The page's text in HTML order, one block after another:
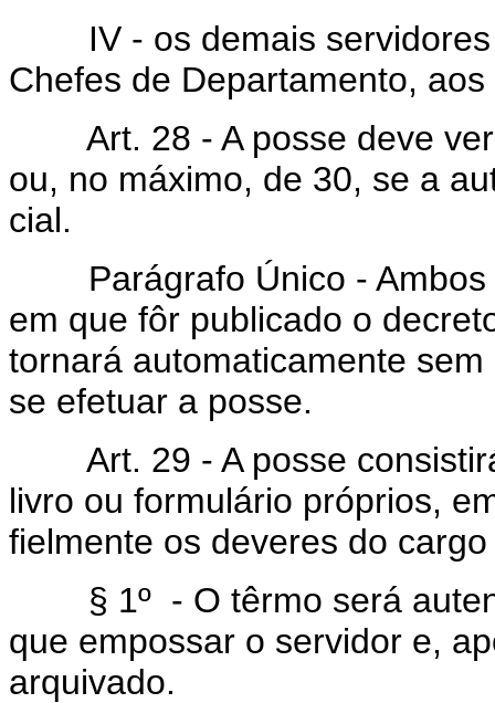
IV - os demais servidores
Chefes de Departamento,
Art. 28 - A posse deve
ou, no máximo, de 30, se a
cial.
Parágrafo Único - Ambos
em que fôr publicado o
tornará automaticamente
se efetuar a posse.
Art. 29 - A posse
livro ou formulário próprios,
fielmente os deveres do
§ 1º - O têrmo será
que empossar o servidor e,
arquivado.